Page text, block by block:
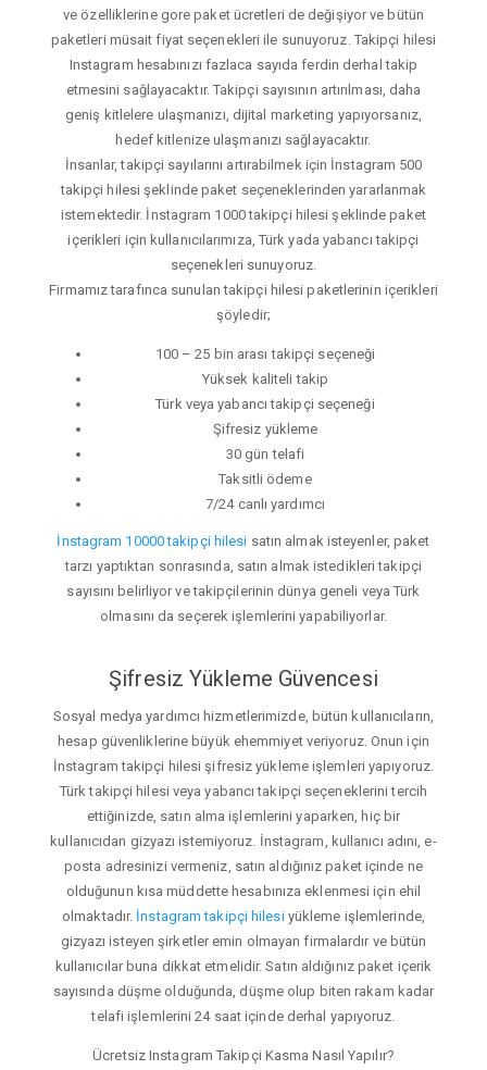
ve özelliklerine gore paket ücretleri de değişiyor ve bütün
paketleri müsait fiyat seçenekleri ile sunuyoruz. Takipçi hilesi
Instagram hesabınızı fazlaca sayıda ferdin derhal takip
etmesini sağlayacaktır. Takipçi sayısının artırılması, daha
geniş kitlelere ulaşmanızı, dijital marketing yapıyorsanız,
hedef kitlenize ulaşmanızı sağlayacaktır.
İnsanlar, takipçi sayılarını artırabilmek için İnstagram 500
takipçi hilesi şeklinde paket seçeneklerinden yararlanmak
istemektedir. İnstagram 1000 takipçi hilesi şeklinde paket
içerikleri için kullanıcılarımıza, Türk yada yabancı takipçi
seçenekleri sunuyoruz.
Firmamız tarafınca sunulan takipçi hilesi paketlerinin içerikleri
şöyledir;
100 – 25 bin arası takipçi seçeneği
Yüksek kaliteli takip
Türk veya yabancı takipçi seçeneği
Şifresiz yükleme
30 gün telafi
Taksitli ödeme
7/24 canlı yardımcı
İnstagram 10000 takipçi hilesi satın almak isteyenler, paket
tarzı yaptıktan sonrasında, satın almak istedikleri takipçi
sayısını belirliyor ve takipçilerinin dünya geneli veya Türk
olmasını da seçerek işlemlerini yapabiliyorlar.
Şifresiz Yükleme Güvencesi
Sosyal medya yardımcı hizmetlerimizde, bütün kullanıcıların,
hesap güvenliklerine büyük ehemmiyet veriyoruz. Onun için
İnstagram takipçi hilesi şifresiz yükleme işlemleri yapıyoruz.
Türk takipçi hilesi veya yabancı takipçi seçeneklerini tercih
ettiğinizde, satın alma işlemlerini yaparken, hiç bir
kullanıcıdan gizyazı istemiyoruz. İnstagram, kullanıcı adını, e-
posta adresinizi vermeniz, satın aldığınız paket içinde ne
olduğunun kısa müddette hesabınıza eklenmesi için ehil
olmaktadır. İnstagram takipçi hilesiyükleme işlemlerinde,
gizyazı isteyen şirketler emin olmayan firmalardır ve bütün
kullanıcılar buna dikkat etmelidir. Satın aldığınız paket içerik
sayısında düşme olduğunda, düşme olup biten rakam kadar
telafi işlemlerini 24 saat içinde derhal yapıyoruz.
Ücretsiz Instagram Takipçi Kasma Nasıl Yapılır?